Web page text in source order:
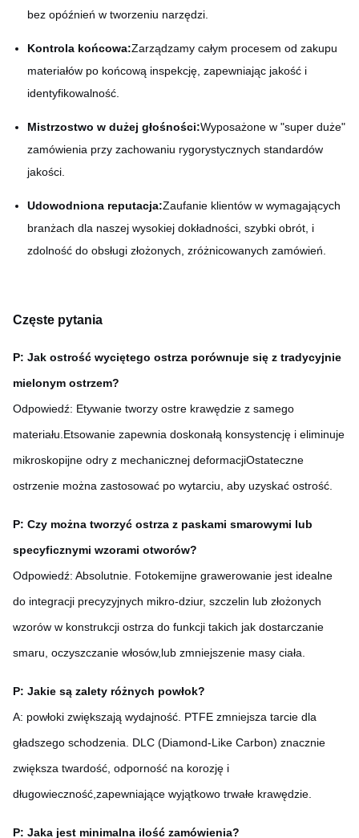
bez opóźnień w tworzeniu narzędzi.
Kontrola końcowa:Zarządzamy całym procesem od zakupu
materiałów po końcową inspekcję, zapewniając jakość i
identyfikowalność.
Mistrzostwo w dużej głośności:Wyposażone w "super duże"
zamówienia przy zachowaniu rygorystycznych standardów
jakości.
Udowodniona reputacja:Zaufanie klientów w wymagających
branżach dla naszej wysokiej dokładności, szybki obrót, i
zdolność do obsługi złożonych, zróżnicowanych zamówień.
Częste pytania
P: Jak ostrość wyciętego ostrza porównuje się z tradycyjnie
mielonym ostrzem?
Odpowiedź: Etywanie tworzy ostre krawędzie z samego
materiału.Etsowanie zapewnia doskonałą konsystencję i eliminuje
mikroskopijne odry z mechanicznej deformacjiOstateczne
ostrzenie można zastosować po wytarciu, aby uzyskać ostrość.
P: Czy można tworzyć ostrza z paskami smarowymi lub
specyficznymi wzorami otworów?
Odpowiedź: Absolutnie. Fotokemijne grawerowanie jest idealne
do integracji precyzyjnych mikro-dziur, szczelin lub złożonych
wzorów w konstrukcji ostrza do funkcji takich jak dostarczanie
smaru, oczyszczanie włosów,lub zmniejszenie masy ciała.
P: Jakie są zalety różnych powłok?
A: powłoki zwiększają wydajność. PTFE zmniejsza tarcie dla
gładszego schodzenia. DLC (Diamond-Like Carbon) znacznie
zwiększa twardość, odporność na korozję i
długowieczność,zapewniające wyjątkowo trwałe krawędzie.
P: Jaka jest minimalna ilość zamówienia?